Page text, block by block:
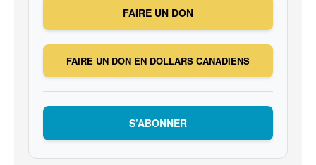
FAIRE UN DON
FAIRE UN DON EN DOLLARS CANADIENS
S’ABONNER